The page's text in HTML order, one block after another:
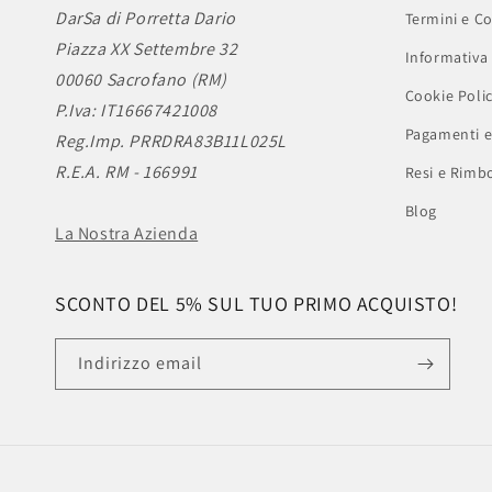
DarSa di Porretta Dario
Piazza XX Settembre 32
00060 Sacrofano (RM)
P.Iva: IT16667421008
Reg.Imp. PRRDRA83B11L025L
R.E.A. RM - 166991
La Nostra Azienda
Termini e
Informativa
Cookie
Pagamenti
Resi e
Blog
SCONTO DEL 5% SUL TUO PRIMO ACQUISTO!
Indirizzo email